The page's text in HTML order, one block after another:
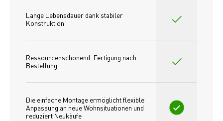
Lange Lebensdauer dank stabiler
Konstruktion
Ressourcenschonend: Fertigung nach
Bestellung
Die einfache Montage ermöglicht flexible
Anpassung an neue Wohnsituationen und
reduziert Neukäufe